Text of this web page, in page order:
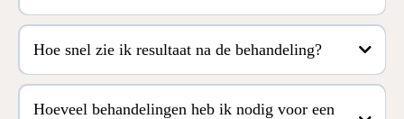
Hoe snel zie ik resultaat na de behandeling?
Hoeveel behandelingen heb ik nodig voor een